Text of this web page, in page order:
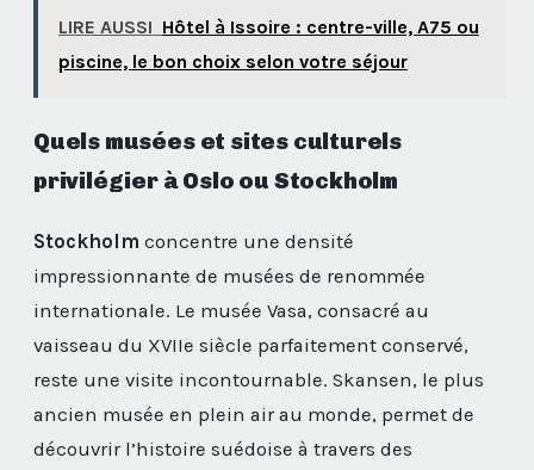
LIRE AUSSI Hôtel à Issoire : centre-ville, A75 ou
piscine, le bon choix selon votre séjour
Quels musées et sites culturels
privilégier à Oslo ou Stockholm
Stockholm concentre une densité
impressionnante de musées de renommée
internationale. Le musée Vasa, consacré au
vaisseau du XVIIe siècle parfaitement conservé,
reste une visite incontournable. Skansen, le plus
ancien musée en plein air au monde, permet de
découvrir l’histoire suédoise à travers des